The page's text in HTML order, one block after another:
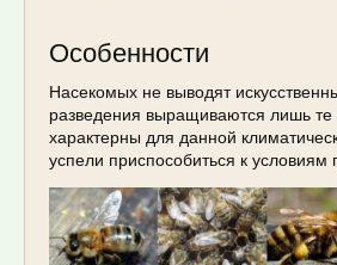
Особенности
Насекомых не выводят
разведения выращиваются лишь
характерны для данной
успели приспособиться к условиям